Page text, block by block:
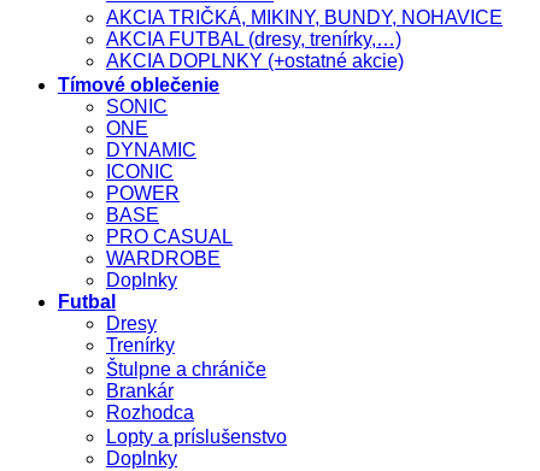
AKCIA TRIČKÁ, MIKINY, BUNDY, NOHAVICE
AKCIA FUTBAL (dresy, trenírky,…)
AKCIA DOPLNKY (+ostatné akcie)
Tímové oblečenie
SONIC
ONE
DYNAMIC
ICONIC
POWER
BASE
PRO CASUAL
WARDROBE
Doplnky
Futbal
Dresy
Trenírky
Štulpne a chrániče
Brankár
Rozhodca
Lopty a príslušenstvo
Doplnky